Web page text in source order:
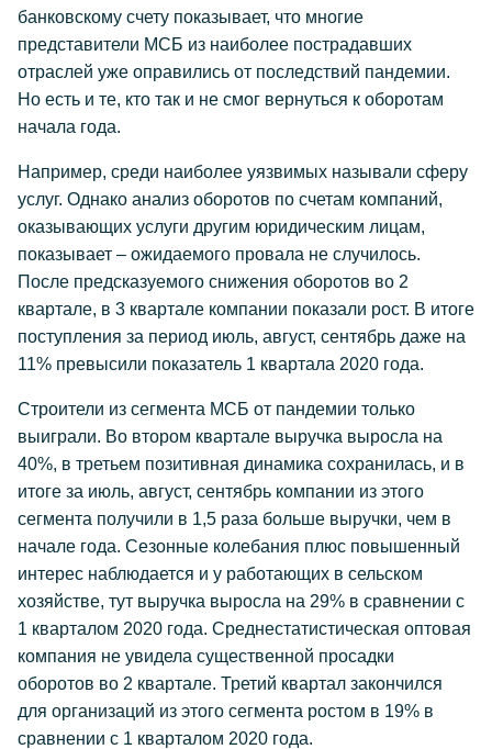
банковскому счету показывает, что многие
представители МСБ из наиболее пострадавших
отраслей уже оправились от последствий пандемии.
Но есть и те, кто так и не смог вернуться к оборотам
начала года.
Например, среди наиболее уязвимых называли сферу
услуг. Однако анализ оборотов по счетам компаний,
оказывающих услуги другим юридическим лицам,
показывает – ожидаемого провала не случилось.
После предсказуемого снижения оборотов во 2
квартале, в 3 квартале компании показали рост. В итоге
поступления за период июль, август, сентябрь даже на
11% превысили показатель 1 квартала 2020 года.
Строители из сегмента МСБ от пандемии только
выиграли. Во втором квартале выручка выросла на
40%, в третьем позитивная динамика сохранилась, и в
итоге за июль, август, сентябрь компании из этого
сегмента получили в 1,5 раза больше выручки, чем в
начале года. Сезонные колебания плюс повышенный
интерес наблюдается и у работающих в сельском
хозяйстве, тут выручка выросла на 29% в сравнении с
1 кварталом 2020 года. Среднестатистическая оптовая
компания не увидела существенной просадки
оборотов во 2 квартале. Третий квартал закончился
для организаций из этого сегмента ростом в 19% в
сравнении с 1 кварталом 2020 года.